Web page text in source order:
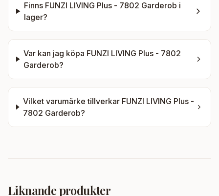
Finns FUNZI LIVING Plus - 7802 Garderob i
lager?
Var kan jag köpa FUNZI LIVING Plus - 7802
Garderob?
Vilket varumärke tillverkar FUNZI LIVING Plus -
7802 Garderob?
Liknande produkter